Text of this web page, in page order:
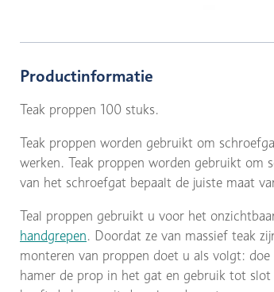
Productinformatie
Teak proppen 100 stuks.
Teak proppen worden gebruikt om
werken. Teak proppen worden gebruikt
van het schroefgat bepaalt de juiste maat
Teal proppen gebruikt u voor het
handgrepen. Doordat ze van massief teak
monteren van proppen doet u als volgt:
hamer de prop in het gat en gebruik tot